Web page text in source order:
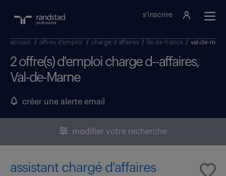
s'inscrire
accueil / offres d'emploi / charge d affaires / île-de-france / val-de-
2 offre(s) d'emploi charge d--affaires,
Val-de-Marne
créer une alerte email
modifier votre recherche
assistant chargé d'affaires